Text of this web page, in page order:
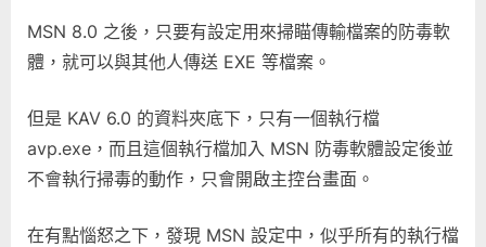
大
小。
型
小。
的
防
體
設
定〉
MSN 8.0 之後，只要有設定用來掃瞄傳輸檔案的防毒軟
體，就可以與其他人傳送 EXE 等檔案。
但是 KAV 6.0 的資料夾底下，只有一個執行檔
avp.exe，而且這個執行檔加入 MSN 防毒軟體設定後並
不會執行掃毒的動作，只會開啟主控台畫面。
在有點惱怒之下，發現 MSN 設定中，似乎所有的執行檔